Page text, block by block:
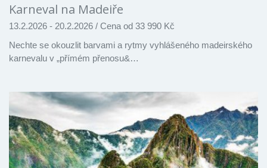
Karneval na Madeiře
13.2.2026 - 20.2.2026 / Cena od 33 990 Kč
Nechte se okouzlit barvami a rytmy vyhlášeného madeirského
karnevalu v „přímém přenosu&…